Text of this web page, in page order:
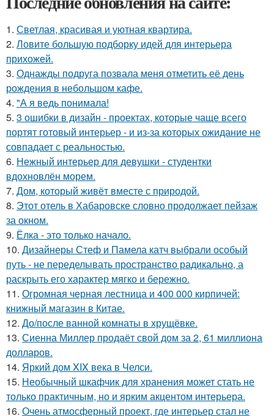
1. Светлая, красивая и уютная квартира.
2. Ловите большую подборку идей для интерьера
прихожей.
3. Однажды подруга позвала меня отметить её день
рождения в небольшом кафе.
4. "А я ведь понимала!
5. 3 ошибки в дизайн - проектах, которые чаще всего
портят готовый интерьер - и из-за которых ожидание не
совпадает с реальностью.
6. Нежный интерьер для девушки - студентки
вдохновлён морем.
7. Дом, который живёт вместе с природой.
8. Этот отель в Хабаровске словно продолжает пейзаж
за окном.
9. Ёлка - это только начало.
10. Дизайнеры Стеф и Памела катч выбрали особый
путь - не переделывать пространство радикально, а
раскрыть его характер мягко и бережно.
11. Огромная черная лестница и 400 000 кирпичей:
книжный магазин в Китае.
12. До/после ванной комнаты в хрущёвке.
13. Сиенна Миллер продаёт свой дом за 2, 61 миллиона
долларов.
14. Яркий дом XIX века в Челси.
15. Необычный шкафчик для хранения может стать не
только практичным, но и ярким акцентом интерьера.
16. Очень атмосферный проект, где интерьер стал не